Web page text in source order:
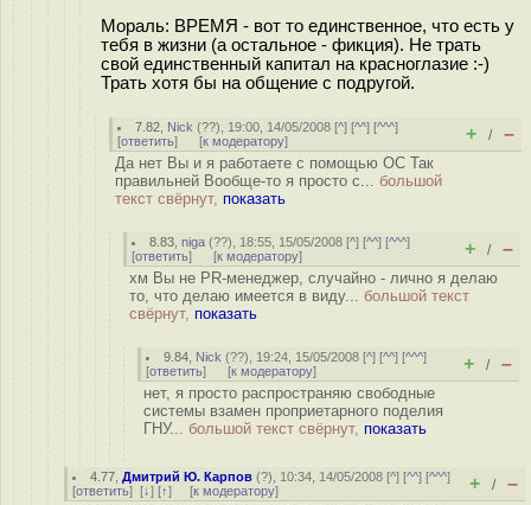
Мораль: ВРЕМЯ - вот то единственное, что есть у
тебя в жизни (а остальное - фикция). Не трать
свой единственный капитал на красноглазие :-)
Трать хотя бы на общение с подругой.
7.82 Nick (??), 19:00, 14/05/2008 [^] [^^] [^^^]
[ответить] [к модератору] + / –
Да нет Вы и я работаете с помощью ОС Так
правильней Вообще-то я просто с... большой
текст свёрнут, показать
8.83 ,niga (??), 18:55, 15/05/2008 [^] [^^] [^^^]
[ответить] [к модератору] + / –
хм Вы не PR-менеджер, случайно - лично я делаю
то, что делаю имеется в виду... большой текст
свёрнут, показать
9.84 Nick (??), 19:24, 15/05/2008 [^] [^^] [^^^]
[ответить] [к модератору] + / –
нет, я просто распространяю свободные
системы взамен проприетарного поделия
ГНУ... большой текст свёрнут, показать
4.77 ,Дмитрий Ю. Карпов (?), 10:34, 14/05/2008 [^] [^^] [^^^]
[ответить] [↓] [↑] [к модератору] + / –